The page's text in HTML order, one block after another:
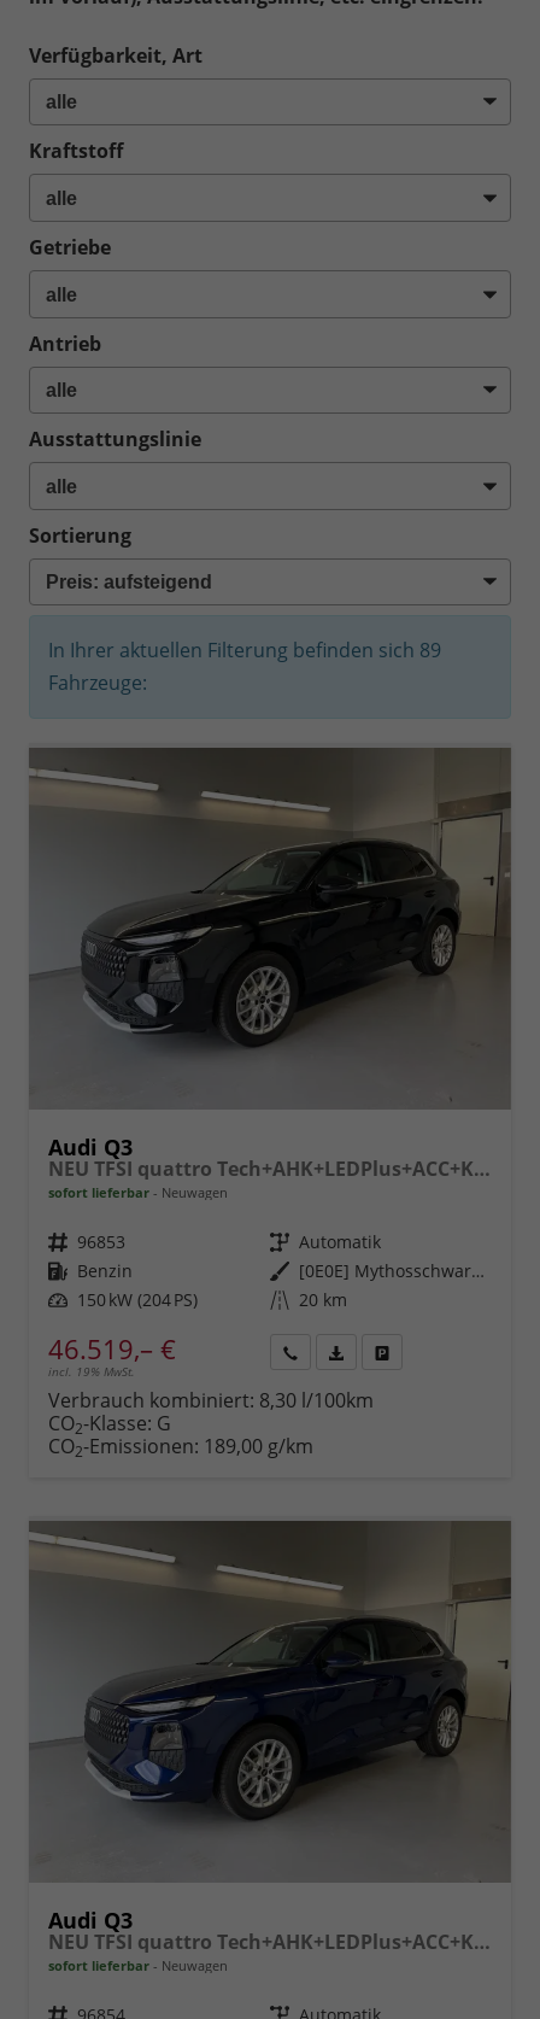
Verfügbarkeit, Art
Kraftstoff
Getriebe
Antrieb
Ausstattungslinie
Sortierung
In Ihrer aktuellen Filterung befinden sich 89
Fahrzeuge:
Audi Q3
NEU TFSI quattro Tech+AHK+LEDPlus+ACC+Kamera+Alu18+Volllack
sofort lieferbar Neuwagen
Fahrzeugnr. 96853 Getriebe Automatik
Kraftstoff Benzin Außenfarbe
[0E0E] Mythosschwarz Metallic
Leistung 150 kW (204 PS) Kilometerstand 20 km
46.519,– €
incl. 19% MwSt.
anfordern
Datei,
Verbrauch kombiniert: 8,30 l/100km
CO2-Klasse: G
CO2-Emissionen: 189,00 g/km
Audi Q3
NEU TFSI quattro Tech+AHK+LEDPlus+ACC+Kamera+Alu18+Volllack
sofort lieferbar Neuwagen